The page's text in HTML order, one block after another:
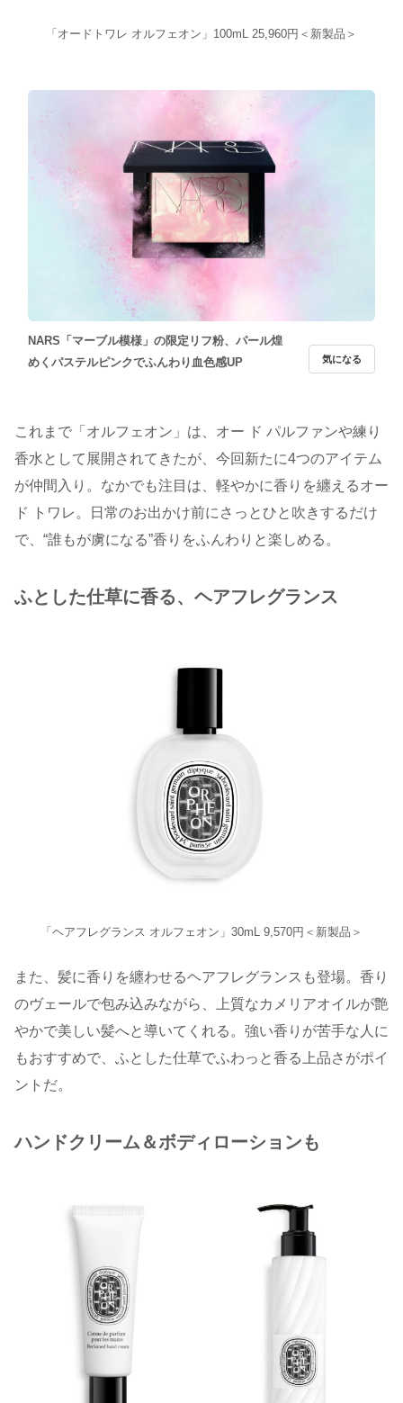
「オードトワレ オルフェオン」100mL 25,960円＜新製品＞
NARS「マーブル模様」の限定リフ粉、パール煌
めくパステルピンクでふんわり血色感UP
気になる
これまで「オルフェオン」は、オー ド パルファンや練り
香水として展開されてきたが、今回新たに4つのアイテム
が仲間入り。なかでも注目は、軽やかに香りを纏えるオー
ド トワレ。日常のお出かけ前にさっとひと吹きするだけ
で、“誰もが虜になる”香りをふんわりと楽しめる。
ふとした仕草に香る、ヘアフレグランス
「ヘアフレグランス オルフェオン」30mL 9,570円＜新製品＞
また、髪に香りを纏わせるヘアフレグランスも登場。香り
のヴェールで包み込みながら、上質なカメリアオイルが艶
やかで美しい髪へと導いてくれる。強い香りが苦手な人に
もおすすめで、ふとした仕草でふわっと香る上品さがポイ
ントだ。
ハンドクリーム＆ボディローションも